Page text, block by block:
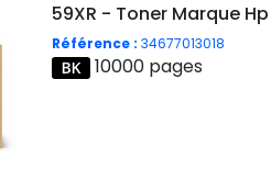
59XR - Toner Marque
Référence : 34677013018
10000 pages